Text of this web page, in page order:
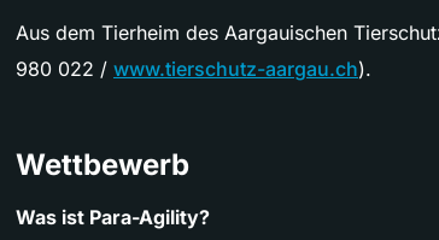
Aus dem Tierheim des Aargauischen
980 022 / www.tierschutz-aargau.ch).
Wettbewerb
Was ist Para-Agility?